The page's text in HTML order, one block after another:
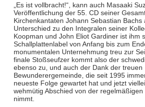
„Es ist vollbracht!“, kann auch Masaaki
Veröffentlichung der 55. CD seiner
Kirchenkantaten Johann Sebastian Bachs
Unterschied zu den Integralen seiner
Koopman und John Eliot Gardiner ist ihm
Schallplattenlabel von Anfang bis zum
monumentalen Unternehmung treu zur
finale Stoßseufzer kommt also der
ebenso zu, und auch der Dank der treuen
Bewunderergemeinde, die seit 1995
neueste Folge gewartet hat und jetzt
wehmütig Abschied von der regelmäßigen
nimmt.